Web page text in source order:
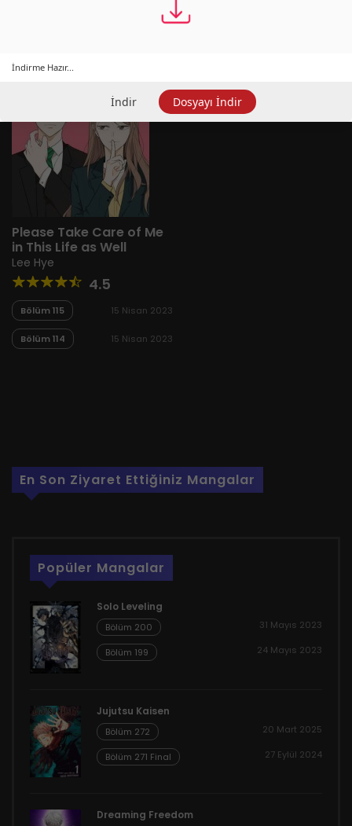
Please Take Care of Me
in This Life as Well
Lee Hye
4.5
Bölüm 115 15 Nisan 2023
Bölüm 114 15 Nisan 2023
En Son Ziyaret Ettiğiniz Mangalar
Popüler Mangalar
Solo Leveling
Bölüm 200 31 Mayıs 2023
Bölüm 199 24 Mayıs 2023
Jujutsu Kaisen
Bölüm 272 20 Mart 2025
Bölüm 271 Final 27 Eylül 2024
Dreaming Freedom
İndirme Hazır...
İndir Dosyayı İndir